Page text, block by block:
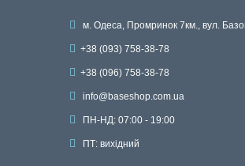
м. Одеса, Промринок 7км., вул.
+38 (093) 758-38-78
+38 (096) 758-38-78
info@baseshop.com.ua
ПН-НД: 07:00 - 19:00
ПТ: вихідний